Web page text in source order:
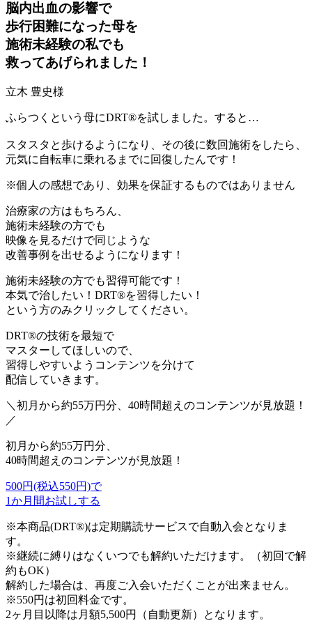
脳内出血の影響で
歩行困難になった母を
施術未経験の私でも
救ってあげられました！
立木 豊史様
ふらつくという母にDRT®を試しました。すると…
スタスタと歩けるようになり、その後に数回施術をしたら、
元気に自転車に乗れるまでに回復したんです！
※個人の感想であり、効果を保証するものではありません
治療家の方はもちろん、
施術未経験の方でも
映像を見るだけで同じような
改善事例を出せるようになります！
施術未経験の方でも習得可能です！
本気で治したい！DRT®を習得したい！
という方のみクリックしてください。
DRT®の技術を最短で
マスターしてほしいので、
習得しやすいようコンテンツを分けて
配信していきます。
＼初月から約55万円分、40時間超えのコンテンツが見放題！
／
初月から約55万円分、
40時間超えのコンテンツが見放題！
500円(税込550円)で
1か月間お試しする
※本商品(DRT®)は定期購読サービスで自動入会となりま
す。
※継続に縛りはなくいつでも解約いただけます。（初回で解
約もOK）
解約した場合は、再度ご入会いただくことが出来ません。
※550円は初回料金です。
2ヶ月目以降は月額5,500円（自動更新）となります。